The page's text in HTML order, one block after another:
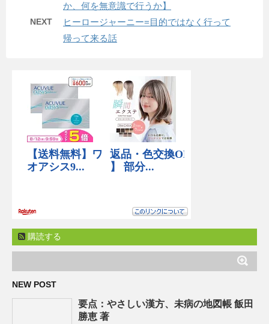
か、何を無意識で行うか】
NEXT
ヒーロージャーニー=目的ではなく行って
帰って来る話
購読する
NEW POST
要点：やさしい漢方、未病の地図帳 飯田
勝恵 著